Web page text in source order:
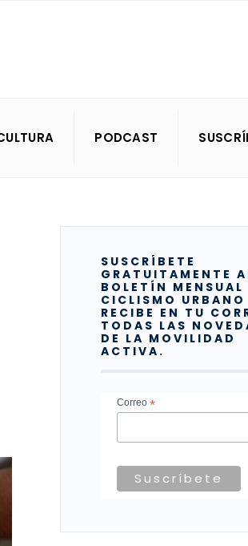
PODCAST
SUSCRÍBETE
GRATUITAMENTE
BOLETÍN MENSUAL
CICLISMO URBANO
RECIBE EN TU
TODAS LAS
DE LA MOVILIDAD
ACTIVA.
Correo *